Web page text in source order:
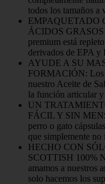
todos los tamaños a
EMPAQUETADO
ÁCIDOS GRASOS
premium está
derivados de EPA y
AYUDE A SU
FORMACIÓN: Los
nuestro Aceite de
la función articular y
UN
FÁCIL Y SIN
perro o gato
que simplemente
HECHO CON
SCOTTISH 100%
amamos a nuestros
solo hacemos los